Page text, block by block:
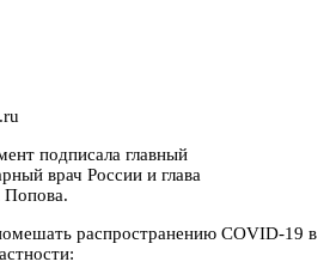
подписала главный
врач России и глава
Попова.
распространению COVID-19 в